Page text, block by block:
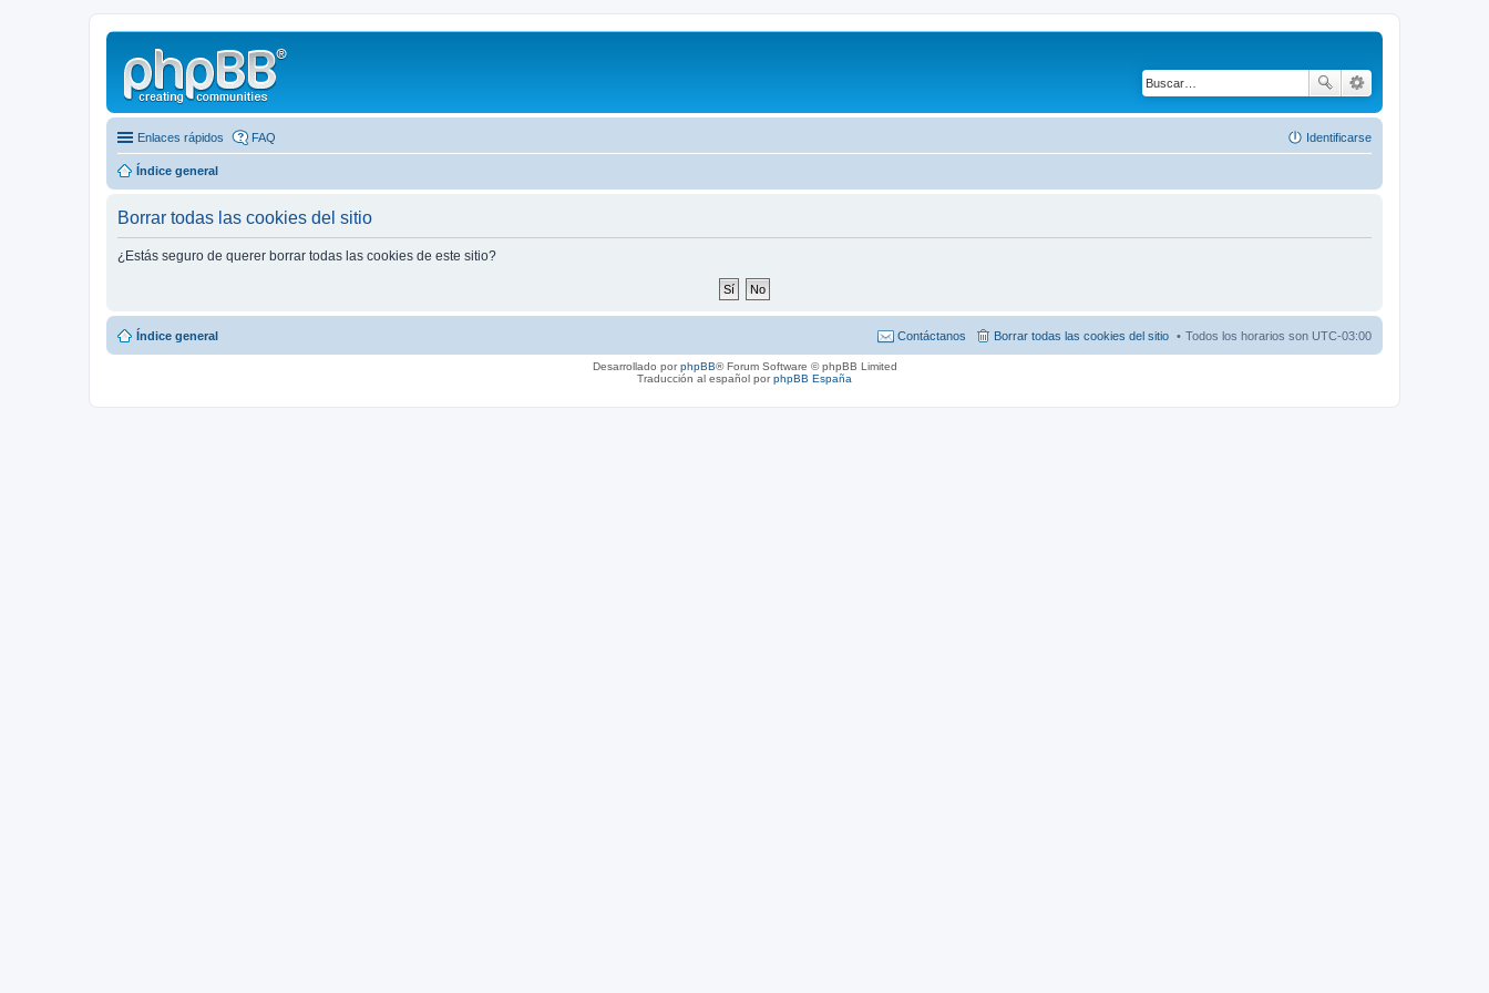
Enlaces rápidos FAQ Identificarse
Índice general
Borrar todas las cookies del sitio
¿Estás seguro de querer borrar todas las cookies de este sitio?
Índice general Todos los horarios son UTC-03:00
Borrar todas las cookies del sitio
Contáctanos
Desarrollado porphpBB® Forum Software © phpBB Limited
Traducción al español porphpBB España